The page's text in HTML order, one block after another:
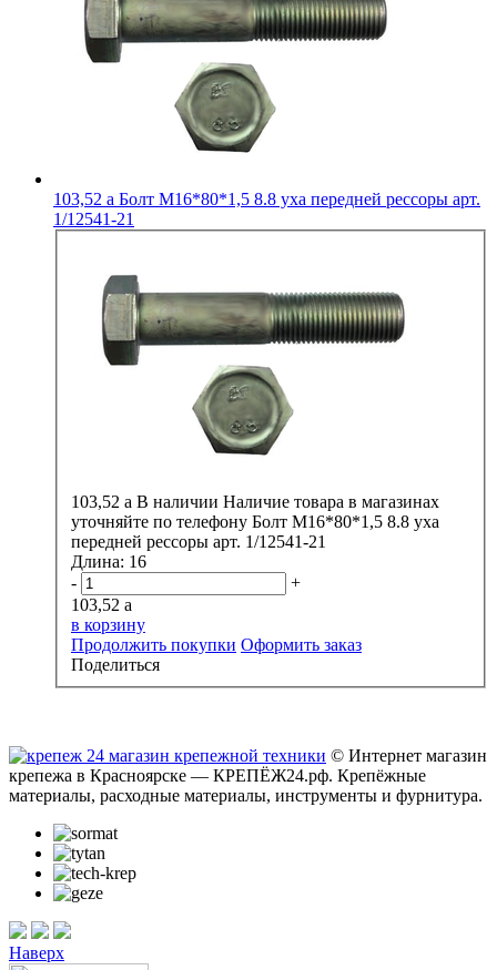
103,52 a Болт М16*80*1,5 8.8 уха передней рессоры арт.
1/12541-21
103,52 a В наличии Наличие товара в магазинах
уточняйте по телефону Болт М16*80*1,5 8.8 уха
передней рессоры арт. 1/12541-21
Длина: 16
-
+
103,52 a
в корзину
Продолжить покупки Оформить заказ
Поделиться
© Интернет магазин
крепежа в Красноярске — КРЕПЁЖ24.рф. Крепёжные
материалы, расходные материалы, инструменты и фурнитура.
Наверх